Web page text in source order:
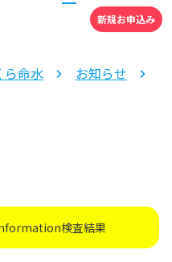
新規お申込み
ら命水
お知らせ
検査結果